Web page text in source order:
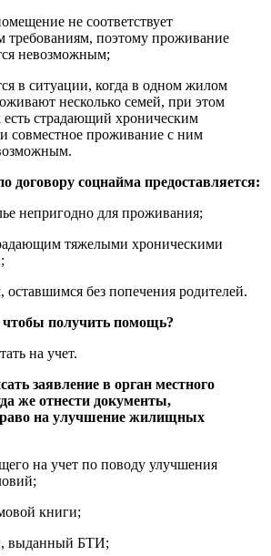
не соответствует
требованиям, поэтому проживание
невозможным;
в ситуации, когда в одном жилом
несколько семей, при этом
страдающий хроническим
совместное проживание с ним
договору соцнайма предоставляется:
непригодно для проживания;
тяжелыми хроническими
оставшимся без попечения родителей.
чтобы получить помощь?
на учет.
заявление в орган местного
же отнести документы,
на улучшение жилищных
на учет по поводу улучшения
книги;
выданный БТИ;